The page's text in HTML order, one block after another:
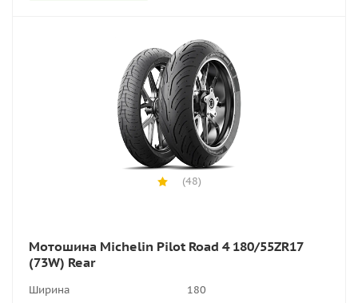
(48)
Мотошина Michelin Pilot Road 4 180/55ZR17
(73W) Rear
Ширина
180